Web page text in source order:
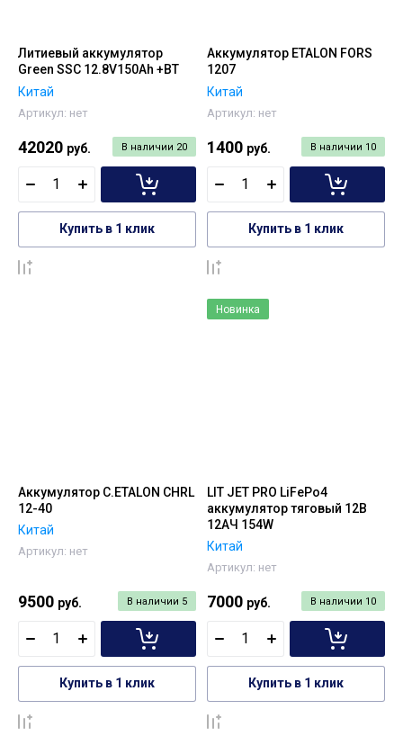
Литиевый аккумулятор
Green SSC 12.8V150Ah +BT
Китай
Артикул: нет
В наличии 20
42020 руб.
Купить в 1 клик
Аккумулятор ETALON FORS
1207
Китай
Артикул: нет
В наличии 10
1400 руб.
Купить в 1 клик
Аккумулятор C.ETALON CHRL
12-40
Китай
Артикул: нет
В наличии 5
9500 руб.
Купить в 1 клик
Новинка
LIT JET PRO LiFePo4
аккумулятор тяговый 12В
12АЧ 154W
Китай
Артикул: нет
В наличии 10
7000 руб.
Купить в 1 клик